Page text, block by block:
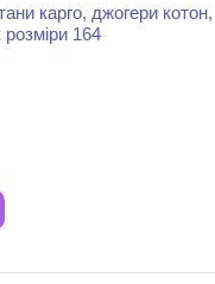
карго, джогери котон,
розміри 164